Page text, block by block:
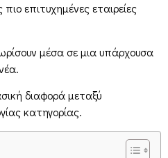
επιτυχημένες εταιρείες
μέσα σε μια υπάρχουσα
διαφορά μεταξύ
κατηγορίας.